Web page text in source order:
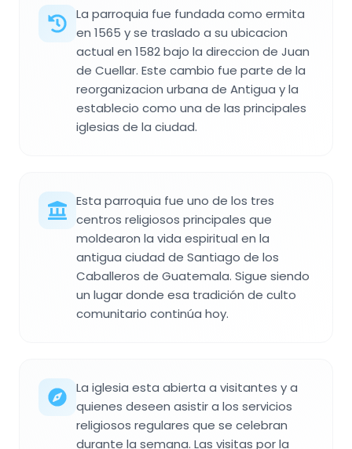
La parroquia fue fundada como ermita
en 1565 y se traslado a su ubicacion
actual en 1582 bajo la direccion de Juan
de Cuellar. Este cambio fue parte de la
reorganizacion urbana de Antigua y la
establecio como una de las principales
iglesias de la ciudad.
Esta parroquia fue uno de los tres
centros religiosos principales que
moldearon la vida espiritual en la
antigua ciudad de Santiago de los
Caballeros de Guatemala. Sigue siendo
un lugar donde esa tradición de culto
comunitario continúa hoy.
La iglesia esta abierta a visitantes y a
quienes deseen asistir a los servicios
religiosos regulares que se celebran
durante la semana. Las visitas por la